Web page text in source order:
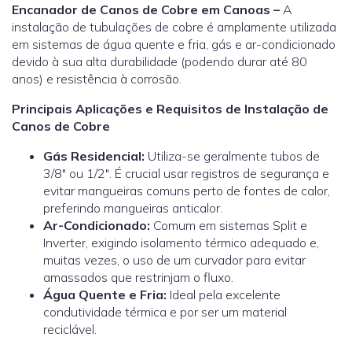
Encanador de Canos de Cobre em Canoas – A
instalação de tubulações de cobre é amplamente utilizada
em sistemas de água quente e fria, gás e ar-condicionado
devido à sua alta durabilidade (podendo durar até 80
anos) e resistência à corrosão.
Principais Aplicações e Requisitos de Instalação de
Canos de Cobre
Gás Residencial: Utiliza-se geralmente tubos de
3/8″ ou 1/2″. É crucial usar registros de segurança e
evitar mangueiras comuns perto de fontes de calor,
preferindo mangueiras anticalor.
Ar-Condicionado: Comum em sistemas Split e
Inverter, exigindo isolamento térmico adequado e,
muitas vezes, o uso de um curvador para evitar
amassados que restrinjam o fluxo.
Água Quente e Fria: Ideal pela excelente
condutividade térmica e por ser um material
reciclável.